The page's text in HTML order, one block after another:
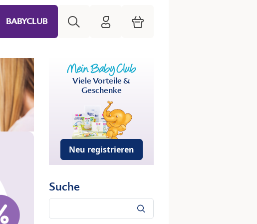
BABYCLUB HiPP Mein Babyclub
Warenkorb
Viele Vorteile &
Geschenke
Neu registrieren
Suche